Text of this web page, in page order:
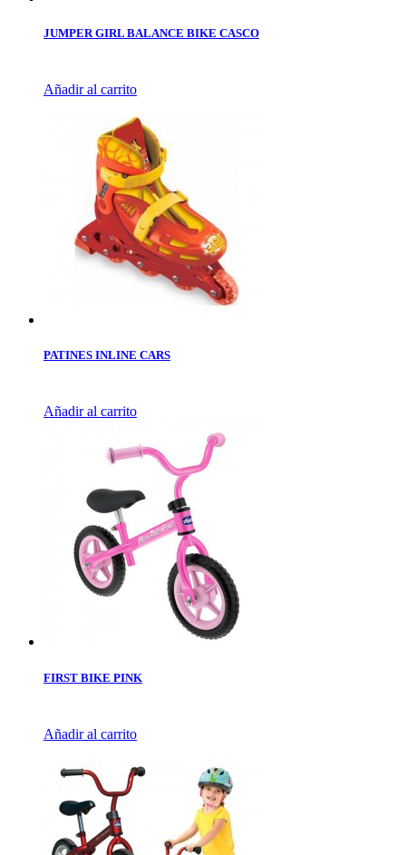
JUMPER GIRL BALANCE BIKE CASCO
Añadir al carrito
PATINES INLINE CARS
Añadir al carrito
FIRST BIKE PINK
Añadir al carrito